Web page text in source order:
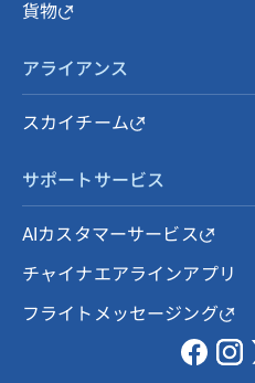
貨物
アライアンス
スカイチーム
サポートサービス
AIカスタマーサービス
チャイナエアラインアプリ
フライトメッセージング